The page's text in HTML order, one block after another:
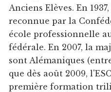
Anciens Elèves. En
reconnue par la
école professionnelle
fédérale. En 2007, la
sont Alémaniques
que dès août 2009,
première formation